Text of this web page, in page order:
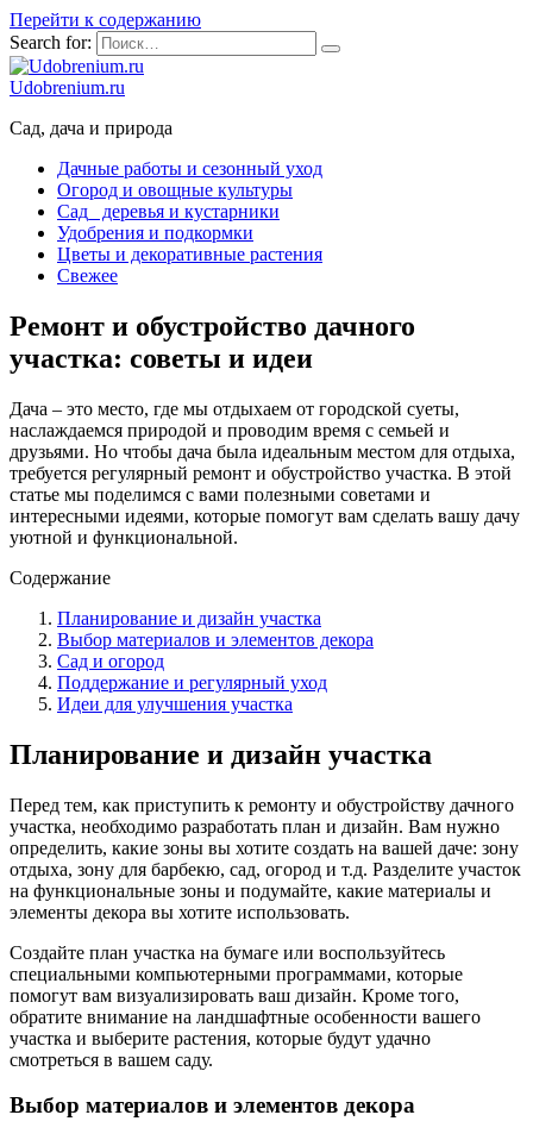
Перейти к содержанию
Search for:
Udobrenium.ru
Сад, дача и природа
Дачные работы и сезонный уход
Огород и овощные культуры
Сад_ деревья и кустарники
Удобрения и подкормки
Цветы и декоративные растения
Свежее
Ремонт и обустройство дачного
участка: советы и идеи
Дача – это место, где мы отдыхаем от городской суеты,
наслаждаемся природой и проводим время с семьей и
друзьями. Но чтобы дача была идеальным местом для отдыха,
требуется регулярный ремонт и обустройство участка. В этой
статье мы поделимся с вами полезными советами и
интересными идеями, которые помогут вам сделать вашу дачу
уютной и функциональной.
Содержание
Планирование и дизайн участка
Выбор материалов и элементов декора
Сад и огород
Поддержание и регулярный уход
Идеи для улучшения участка
Планирование и дизайн участка
Перед тем, как приступить к ремонту и обустройству дачного
участка, необходимо разработать план и дизайн. Вам нужно
определить, какие зоны вы хотите создать на вашей даче: зону
отдыха, зону для барбекю, сад, огород и т.д. Разделите участок
на функциональные зоны и подумайте, какие материалы и
элементы декора вы хотите использовать.
Создайте план участка на бумаге или воспользуйтесь
специальными компьютерными программами, которые
помогут вам визуализировать ваш дизайн. Кроме того,
обратите внимание на ландшафтные особенности вашего
участка и выберите растения, которые будут удачно
смотреться в вашем саду.
Выбор материалов и элементов декора